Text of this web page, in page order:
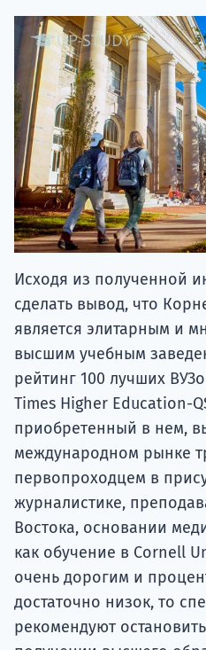
Исходя из полученной
сделать вывод, что
является элитарным и
высшим учебным
рейтинг 100 лучших
Times Higher Education-
приобретенный в нем,
международном рынке
первопроходцем в
журналистике,
Востока, основании
как обучение в Cornell
очень дорогим и
достаточно низок, то
рекомендуют